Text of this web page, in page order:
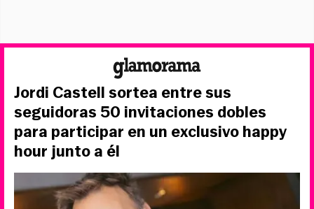
Jordi Castell sortea entre sus
seguidoras 50 invitaciones dobles
para participar en un exclusivo happy
hour junto a él